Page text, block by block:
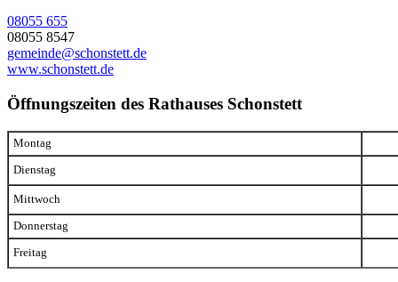
08055 655
08055 8547
gemeinde@schonstett.de
www.schonstett.de
Öffnungszeiten des Rathauses Schonstett
Montag
Dienstag
Mittwoch
Donnerstag
Freitag